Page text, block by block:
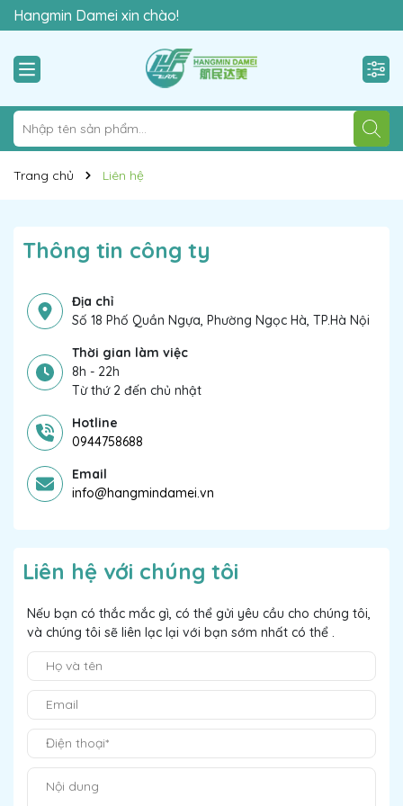
Hangmin Damei xin chào!
Trang chủ Liên hệ
Thông tin công ty
Địa chỉ
Số 18 Phố Quần Ngựa, Phường Ngọc Hà, TP.Hà Nội
Thời gian làm việc
8h - 22h
Từ thứ 2 đến chủ nhật
Hotline
0944758688
Email
info@hangmindamei.vn
Liên hệ với chúng tôi
Nếu bạn có thắc mắc gì, có thể gửi yêu cầu cho chúng tôi,
và chúng tôi sẽ liên lạc lại với bạn sớm nhất có thể .